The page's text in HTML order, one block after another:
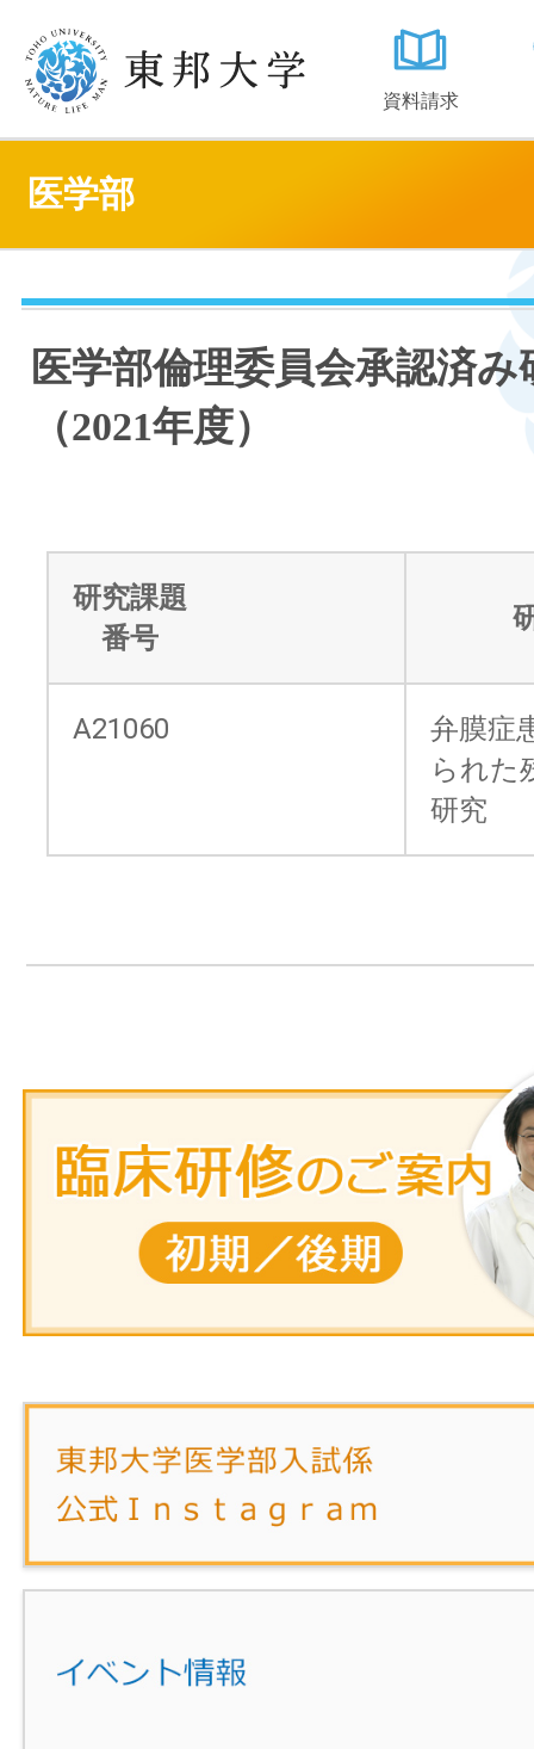
資料請求
医学部
医学部倫理委員会承認済み
（2021年度）
研究課題
番号
A21060
弁膜症
られた
研究